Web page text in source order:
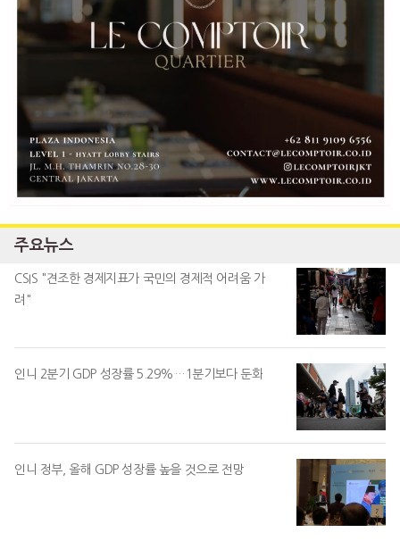
주요뉴스
CSIS "견조한 경제지표가 국민의 경제적 어려움 가
려"
인니 2분기 GDP 성장률 5.29%…1분기보다 둔화
인니 정부, 올해 GDP 성장률 높을 것으로 전망